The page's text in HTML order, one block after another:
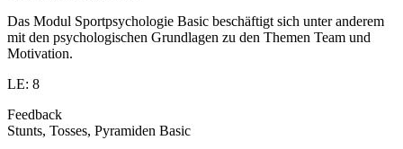
Das Modul Sportpsychologie Basic beschäftigt sich unter anderem
mit den psychologischen Grundlagen zu den Themen Team und
Motivation.
LE: 8
Feedback
Stunts, Tosses, Pyramiden Basic